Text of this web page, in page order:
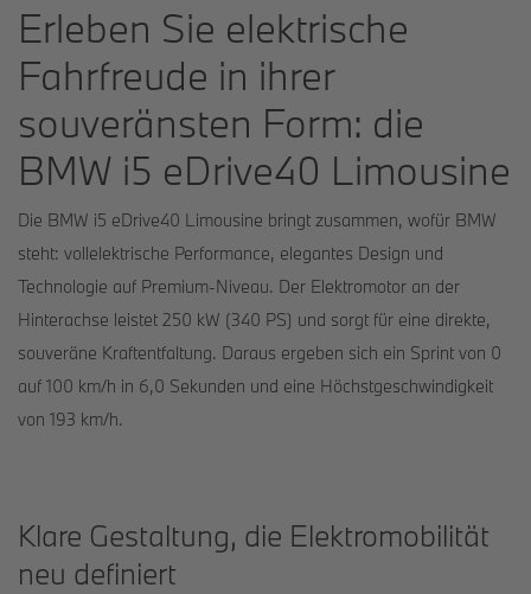
Erleben Sie elektrische
Fahrfreude in ihrer
souveränsten Form: die
BMW i5 eDrive40 Limousine
Die BMW i5 eDrive40 Limousine bringt zusammen, wofür BMW
steht: vollelektrische Performance, elegantes Design und
Technologie auf Premium-Niveau. Der Elektromotor an der
Hinterachse leistet 250 kW (340 PS) und sorgt für eine direkte,
souveräne Kraftentfaltung. Daraus ergeben sich ein Sprint von 0
auf 100 km/h in 6,0 Sekunden und eine Höchstgeschwindigkeit
von 193 km/h.
Klare Gestaltung, die Elektromobilität
neu definiert